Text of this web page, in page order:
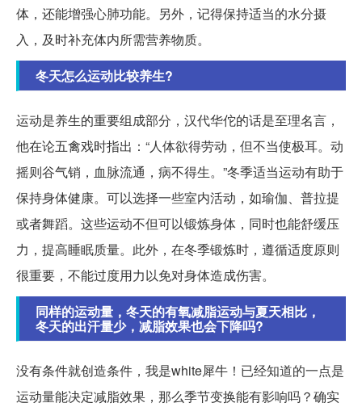
体，还能增强心肺功能。另外，记得保持适当的水分摄
入，及时补充体内所需营养物质。
冬天怎么运动比较养生?
运动是养生的重要组成部分，汉代华佗的话是至理名言，
他在论五禽戏时指出：“人体欲得劳动，但不当使极耳。动
摇则谷气销，血脉流通，病不得生。”冬季适当运动有助于
保持身体健康。可以选择一些室内活动，如瑜伽、普拉提
或者舞蹈。这些运动不但可以锻炼身体，同时也能舒缓压
力，提高睡眠质量。此外，在冬季锻炼时，遵循适度原则
很重要，不能过度用力以免对身体造成伤害。
同样的运动量，冬天的有氧减脂运动与夏天相比，
冬天的出汗量少，减脂效果也会下降吗?
没有条件就创造条件，我是white犀牛！已经知道的一点是
运动量能决定减脂效果，那么季节变换能有影响吗？确实